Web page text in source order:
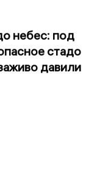
небес: под
стадо
давили